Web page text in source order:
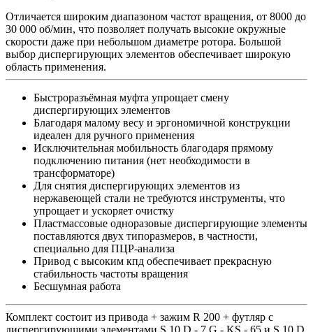
Отличается широким диапазоном частот вращения, от 8000 до
30 000 об/мин, что позволяет получать высокие окружные
скорости даже при небольшом диаметре ротора. Большой
выбор диспергирующих элементов обеспечивает широкую
область применения.
Быстроразъёмная муфта упрощает смену
диспергирующих элементов
Благодаря малому весу и эргономичной конструкции
идеален для ручного применения
Исключительная мобильность благодаря прямому
подключению питания (нет необходимости в
трансформаторе)
Для снятия диспергирующих элементов из
нержавеющей стали не требуются инструменты, что
упрощает и ускоряет очистку
Пластмассовые одноразовые диспергирующие элементы
поставляются двух типоразмеров, в частности,
специально для ПЦР-анализа
Привод с высоким кпд обеспечивает прекрасную
стабильность частоты вращения
Бесшумная работа
Комплект состоит из привода + зажим R 200 + футляр с